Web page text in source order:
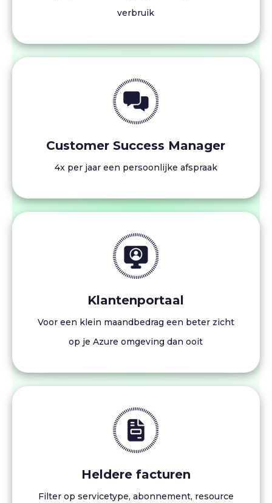
verbruik
Customer Success Manager
4x per jaar een persoonlijke afspraak
Klantenportaal
Voor een klein maandbedrag een beter zicht
op je Azure omgeving dan ooit
Heldere facturen
Filter op servicetype, abonnement, resource